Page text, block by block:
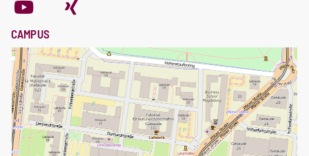
CAMPUS